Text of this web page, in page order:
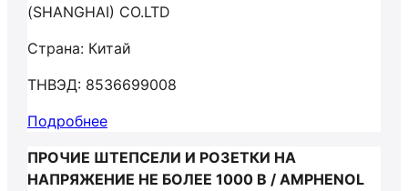
(SHANGHAI) CO.LTD
Страна: Китай
ТНВЭД: 8536699008
Подробнее
ПРОЧИЕ ШТЕПСЕЛИ И РОЗЕТКИ НА
НАПРЯЖЕНИЕ НЕ БОЛЕЕ 1000 В / AMPHENOL